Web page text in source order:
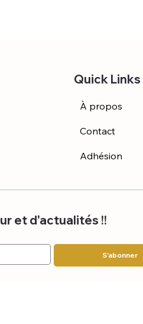
Quick Links
À propos
Contact
Adhésion
et d'actualités !!
S'abonner